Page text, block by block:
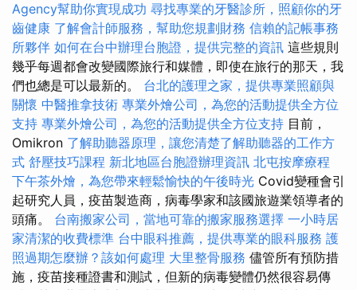
Agency幫助你實現成功 尋找專業的牙醫診所，照顧你的牙
齒健康 了解會計師服務，幫助您規劃財務 信賴的記帳事務
所夥伴 如何在台中辦理台胞證，提供完整的資訊 這些規則
幾乎每週都會改變國際旅行和媒體，即使在旅行的那天，我
們也總是可以最新的。 台北的護理之家，提供專業照顧與
關懷 中醫推拿技術 專業外燴公司，為您的活動提供全方位
支持 專業外燴公司，為您的活動提供全方位支持 目前，
Omikron 了解助聽器原理，讓您清楚了解助聽器的工作方
式 舒壓技巧課程 新北地區台胞證辦理資訊 北屯按摩療程
下午茶外燴，為您帶來輕鬆愉快的午後時光 Covid變種會引
起研究人員，疫苗製造商，病毒學家和該國旅遊業領導者的
頭痛。 台南搬家公司，當地可靠的搬家服務選擇 一小時居
家清潔的收費標準 台中眼科推薦，提供專業的眼科服務 護
照過期怎麼辦？該如何處理 大里整骨服務 儘管所有預防措
施，疫苗接種證書和測試，但新的病毒變體仍然很容易傳